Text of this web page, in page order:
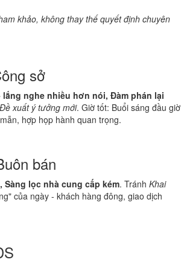
khảo, không thay thế quyết định chuyên
sở
lắng nghe nhiều hơn nói, Đàm phán lại
Đề xuất ý tưởng mới. Giờ tốt: Buổi sáng đầu giờ
hợp họp hành quan trọng.
bán
Sàng lọc nhà cung cấp kém. Tránh Khai
của ngày - khách hàng đông, giao dịch